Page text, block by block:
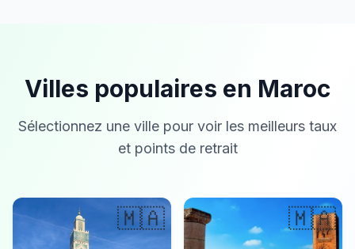
Villes populaires en Maroc
Sélectionnez une ville pour voir les meilleurs taux
et points de retrait
🇲🇦 🇲🇦